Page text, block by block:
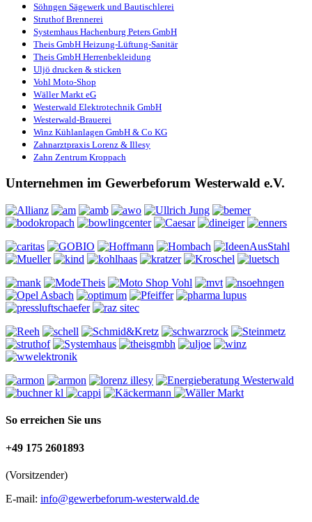
Söhngen Sägewerk und Bautischlerei
Struthof Brennerei
Systemhaus Hachenburg Peters GmbH
Theis GmbH Heizung-Lüftung-Sanitär
Theis GmbH Herrenbekleidung
Uljö drucken & sticken
Vohl Moto-Shop
Wäller Markt eG
Westerwald Elektrotechnik GmbH
Westerwald-Brauerei
Winz Kühlanlagen GmbH & Co KG
Zahnarztpraxis Lorenz & Illesy
Zahn Zentrum Kroppach
Unternehmen im Gewerbeforum Westerwald e.V.
So erreichen Sie uns
+49 175 2601893
(Vorsitzender)
E-mail: info@gewerbeforum-westerwald.de